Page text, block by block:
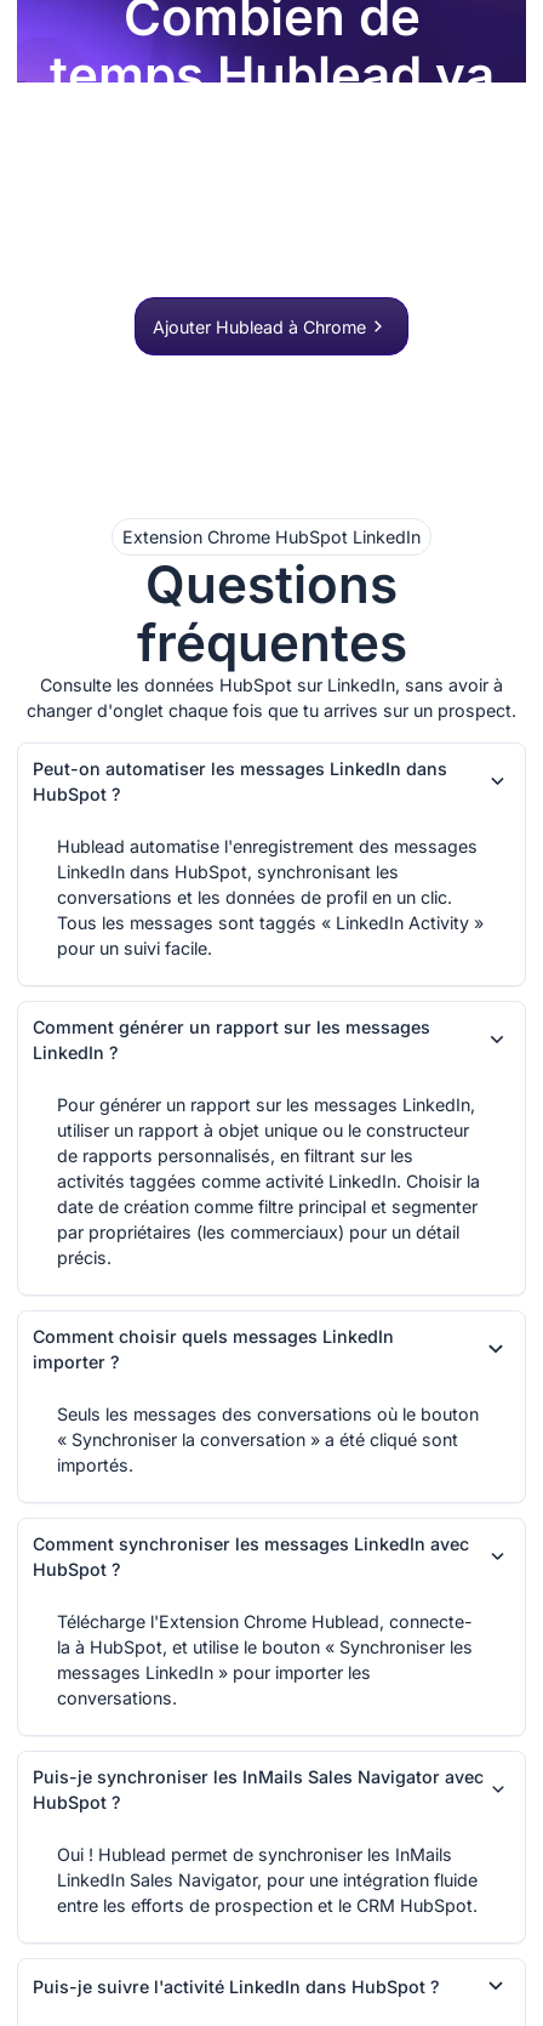
Combien de
temps Hublead va
Ajouter Hublead à Chrome
Extension Chrome HubSpot LinkedIn
Questions
fréquentes
Consulte les données HubSpot sur LinkedIn, sans avoir à
changer d'onglet chaque fois que tu arrives sur un prospect.
Peut-on automatiser les messages LinkedIn dans
HubSpot ?
Hublead automatise l'enregistrement des messages
LinkedIn dans HubSpot, synchronisant les
conversations et les données de profil en un clic.
Tous les messages sont taggés « LinkedIn Activity »
pour un suivi facile.
Comment générer un rapport sur les messages
LinkedIn ?
Pour générer un rapport sur les messages LinkedIn,
utiliser un rapport à objet unique ou le constructeur
de rapports personnalisés, en filtrant sur les
activités taggées comme activité LinkedIn. Choisir la
date de création comme filtre principal et segmenter
par propriétaires (les commerciaux) pour un détail
précis.
Comment choisir quels messages LinkedIn
importer ?
Seuls les messages des conversations où le bouton
« Synchroniser la conversation » a été cliqué sont
importés.
Comment synchroniser les messages LinkedIn avec
HubSpot ?
Télécharge l'Extension Chrome Hublead, connecte-
la à HubSpot, et utilise le bouton « Synchroniser les
messages LinkedIn » pour importer les
conversations.
Puis-je synchroniser les InMails Sales Navigator avec
HubSpot ?
Oui ! Hublead permet de synchroniser les InMails
LinkedIn Sales Navigator, pour une intégration fluide
entre les efforts de prospection et le CRM HubSpot.
Puis-je suivre l'activité LinkedIn dans HubSpot ?